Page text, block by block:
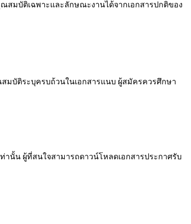
สมบัติเฉพาะและลักษณะงานได้จากเอกสารปกติของ
มบัติระบุครบถ้วนในเอกสารแนบ ผู้สมัครควรศึกษา
ท่านั้น ผู้ที่สนใจสามารถดาวน์โหลดเอกสารประกาศรับ